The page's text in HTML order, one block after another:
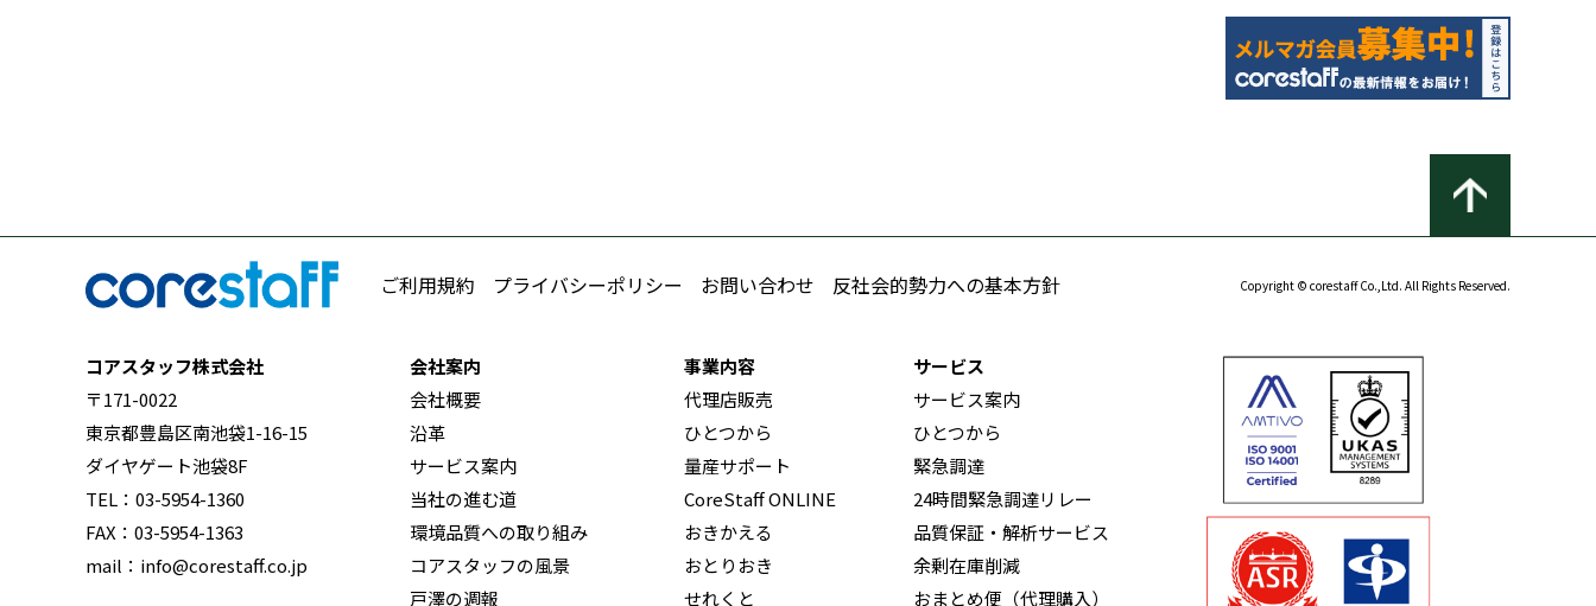
ご利用規約 プライバシーポリシー お問い合わせ 反社会的勢力への基本方針 Copyright © corestaff Co.,Ltd. All Rights Reserved.
コアスタッフ株式会社
〒171-0022
東京都豊島区南池袋1-16-15
ダイヤゲート池袋8F
TEL：03-5954-1360
FAX：03-5954-1363
mail：info@corestaff.co.jp
会社案内
会社概要
沿革
サービス案内
当社の進む道
環境品質への取り組み
コアスタッフの風景
戸澤の週報
事業内容
代理店販売
ひとつから
量産サポート
CoreStaff ONLINE
おきかえる
おとりおき
せれくと
サービス
サービス案内
ひとつから
緊急調達
24時間緊急調達リレー
品質保証・解析サービス
余剰在庫削減
おまとめ便（代理購入）